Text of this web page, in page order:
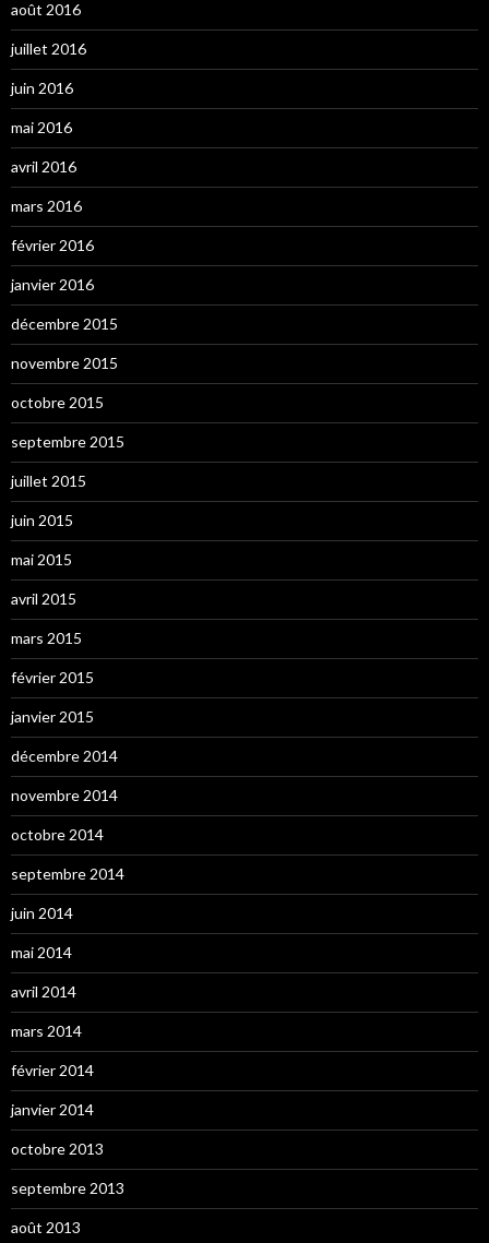
août 2016
juillet 2016
juin 2016
mai 2016
avril 2016
mars 2016
février 2016
janvier 2016
décembre 2015
novembre 2015
octobre 2015
septembre 2015
juillet 2015
juin 2015
mai 2015
avril 2015
mars 2015
février 2015
janvier 2015
décembre 2014
novembre 2014
octobre 2014
septembre 2014
juin 2014
mai 2014
avril 2014
mars 2014
février 2014
janvier 2014
octobre 2013
septembre 2013
août 2013